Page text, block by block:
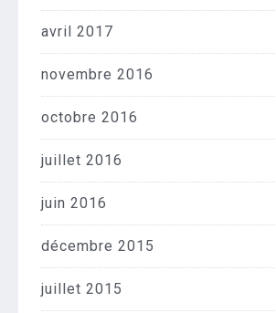
avril 2017
novembre 2016
octobre 2016
juillet 2016
juin 2016
décembre 2015
juillet 2015